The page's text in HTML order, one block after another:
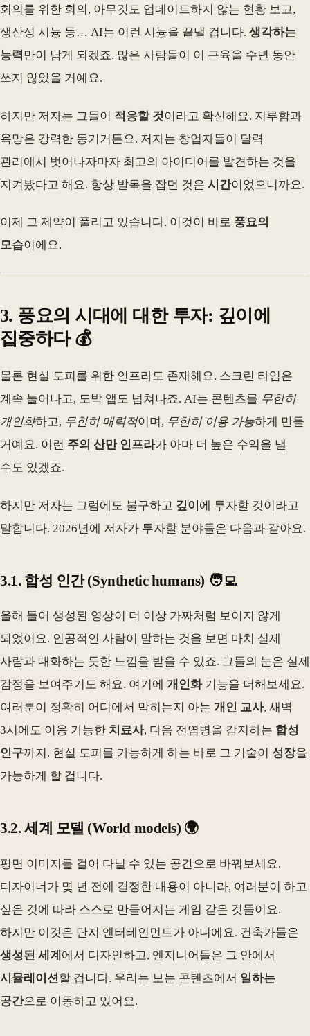
회의를 위한 회의, 아무것도 업데이트하지 않는 현황 보고,
생산성 시늉 등… AI는 이런 시늉을 끝낼 겁니다. 생각하는
능력만이 남게 되겠죠. 많은 사람들이 이 근육을 수년 동안
쓰지 않았을 거예요.
하지만 저자는 그들이 적응할 것이라고 확신해요. 지루함과
욕망은 강력한 동기거든요. 저자는 창업자들이 달력
관리에서 벗어나자마자 최고의 아이디어를 발견하는 것을
지켜봤다고 해요. 항상 발목을 잡던 것은 시간이었으니까요.
이제 그 제약이 풀리고 있습니다. 이것이 바로 풍요의
모습이에요.
3. 풍요의 시대에 대한 투자: 깊이에
집중하다 💰
물론 현실 도피를 위한 인프라도 존재해요. 스크린 타임은
계속 늘어나고, 도박 앱도 넘쳐나죠. AI는 콘텐츠를 무한히
개인화하고, 무한히 매력적이며, 무한히 이용 가능하게 만들
거예요. 이런 주의 산만 인프라가 아마 더 높은 수익을 낼
수도 있겠죠.
하지만 저자는 그럼에도 불구하고 깊이 에 투자할 것이라고
말합니다. 2026년에 저자가 투자할 분야들은 다음과 같아요.
3.1. 합성 인간 (Synthetic humans) 🧑‍💻
올해 들어 생성된 영상이 더 이상 가짜처럼 보이지 않게
되었어요. 인공적인 사람이 말하는 것을 보면 마치 실제
사람과 대화하는 듯한 느낌을 받을 수 있죠. 그들의 눈은 실제
감정을 보여주기도 해요. 여기에 개인화기능을 더해보세요.
여러분이 정확히 어디에서 막히는지 아는 개인 교사, 새벽
3시에도 이용 가능한 치료사, 다음 전염병을 감지하는 합성
인구까지. 현실 도피를 가능하게 하는 바로 그 기술이 성장을
가능하게 할 겁니다.
3.2. 세계 모델 (World models) 🌍
평면 이미지를 걸어 다닐 수 있는 공간으로 바꿔보세요.
디자이너가 몇 년 전에 결정한 내용이 아니라, 여러분이 하고
싶은 것에 따라 스스로 만들어지는 게임 같은 것들이요.
하지만 이것은 단지 엔터테인먼트가 아니에요. 건축가들은
생성된 세계 에서 디자인하고, 엔지니어들은 그 안에서
시뮬레이션 할 겁니다. 우리는 보는 콘텐츠에서 일하는
공간으로 이동하고 있어요.